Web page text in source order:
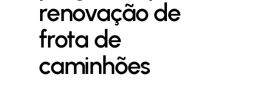
renovação de
frota de
caminhões